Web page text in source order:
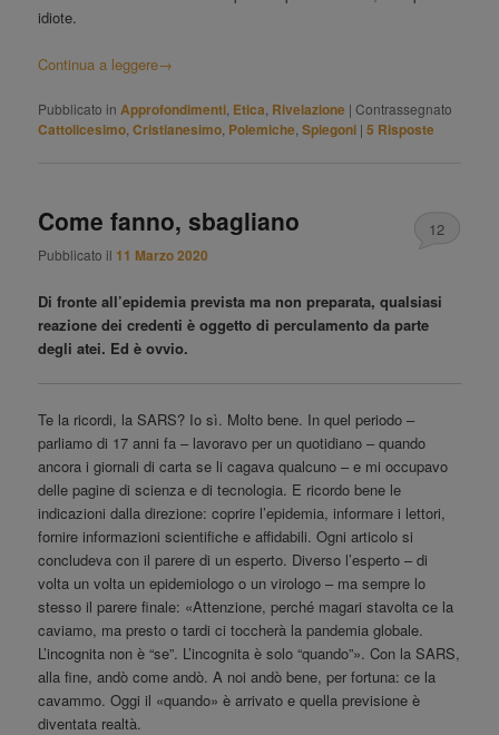
idiote.
Continua a leggere→
Pubblicato in Approfondimenti Etica Rivelazione |Contrassegnato
Cattolicesimo ,Cristianesimo Polemiche ,Spiegoni |5 Risposte
Come fanno, sbagliano
Pubblicato il 11 Marzo 2020
12
Di fronte all’epidemia prevista ma non preparata, qualsiasi
reazione dei credenti è oggetto di perculamento da parte
degli atei. Ed è ovvio.
Te la ricordi, la SARS? Io sì. Molto bene. In quel periodo –
parliamo di 17 anni fa – lavoravo per un quotidiano – quando
ancora i giornali di carta se li cagava qualcuno – e mi occupavo
delle pagine di scienza e di tecnologia. E ricordo bene le
indicazioni dalla direzione: coprire l’epidemia, informare i lettori,
fornire informazioni scientifiche e affidabili. Ogni articolo si
concludeva con il parere di un esperto. Diverso l’esperto – di
volta un volta un epidemiologo o un virologo – ma sempre lo
stesso il parere finale: «Attenzione, perché magari stavolta ce la
caviamo, ma presto o tardi ci toccherà la pandemia globale.
L’incognita non è “se”. L’incognita è solo “quando”». Con la SARS,
alla fine, andò come andò. A noi andò bene, per fortuna: ce la
cavammo. Oggi il «quando» è arrivato e quella previsione è
diventata realtà.